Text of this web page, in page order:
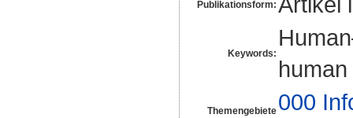
Publikationsform:
Keywords:
Themengebiete 000